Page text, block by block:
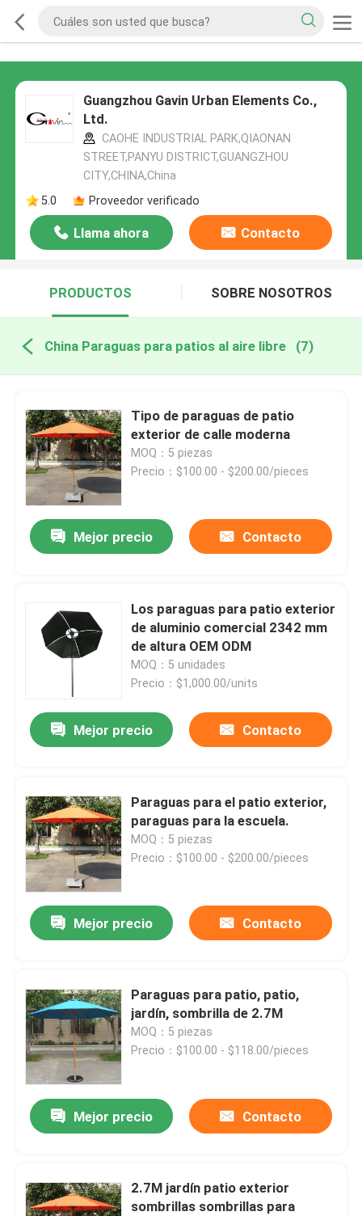
Guangzhou Gavin Urban Elements Co.,
Ltd.
CAOHE INDUSTRIAL PARK,QIAONAN
STREET,PANYU DISTRICT,GUANGZHOU
CITY,CHINA,China
5.0
Proveedor verificado
Llama ahora Contacto
PRODUCTOS SOBRE NOSOTROS
China Paraguas para patios al aire libre (7)
Tipo de paraguas de patio
exterior de calle moderna
MOQ：5 piezas
Precio：$100.00 - $200.00/pieces
Mejor precio Contacto
Los paraguas para patio exterior
de aluminio comercial 2342 mm
de altura OEM ODM
MOQ：5 unidades
Precio：$1,000.00/units
Mejor precio Contacto
Paraguas para el patio exterior,
paraguas para la escuela.
MOQ：5 piezas
Precio：$100.00 - $200.00/pieces
Mejor precio Contacto
Paraguas para patio, patio,
jardín, sombrilla de 2.7M
MOQ：5 piezas
Precio：$100.00 - $118.00/pieces
Mejor precio Contacto
2.7M jardín patio exterior
sombrillas sombrillas para